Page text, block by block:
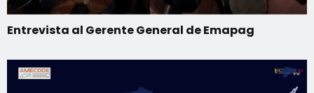
Entrevista al Gerente General de Emapag